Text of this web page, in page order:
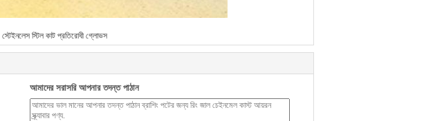
স্টেইনলেস স্টিল কাট প্রতিরোধী গ্লোভস
আমাদের সরাসরি আপনার তদন্ত পাঠান